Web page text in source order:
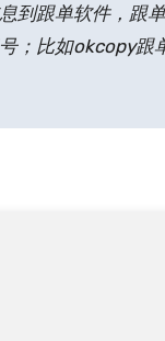
到跟单软件，跟
；比如okcopy跟